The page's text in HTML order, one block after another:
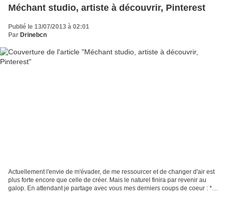
Méchant studio, artiste à découvrir, Pinterest
Publié le 13/07/2013 à 02:01
Par Drinebcn
Actuellement l'envie de m'évader, de me ressourcer et de changer d'air est
plus forte encore que celle de créer. Mais le naturel finira par revenir au
galop. En attendant je partage avec vous mes derniers coups de coeur : *